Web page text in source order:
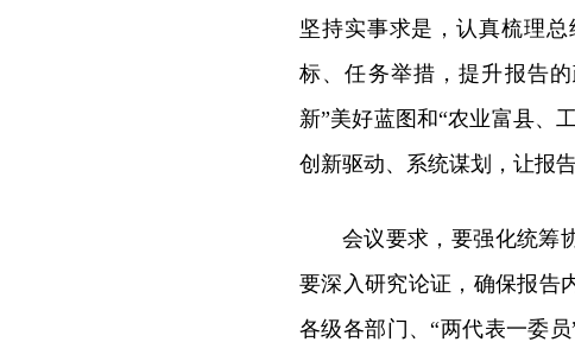
坚持实事求是，认真梳理
标、任务举措，提升报告
新”美好蓝图和“农业富县、
创新驱动、系统谋划，让报
会议要求，要强化统筹
要深入研究论证，确保报告
各级各部门、“两代表一委